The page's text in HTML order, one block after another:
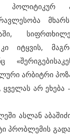
პოლიტიკურ
იტყვის,
არბიტრი
არ ეხება
ასლან
პრობლემის